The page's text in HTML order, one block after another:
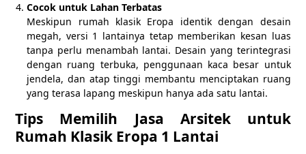
Cocok untuk Lahan Terbatas
Meskipun rumah klasik Eropa identik dengan desain
megah, versi 1 lantainya tetap memberikan kesan luas
tanpa perlu menambah lantai. Desain yang terintegrasi
dengan ruang terbuka, penggunaan kaca besar untuk
jendela, dan atap tinggi membantu menciptakan ruang
yang terasa lapang meskipun hanya ada satu lantai.
Tips Memilih Jasa Arsitek untuk
Rumah Klasik Eropa 1 Lantai